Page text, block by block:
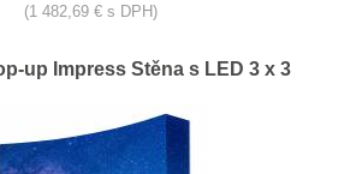
(1 482,69 € s DPH)
up Impress Stěna s LED 3 x 3